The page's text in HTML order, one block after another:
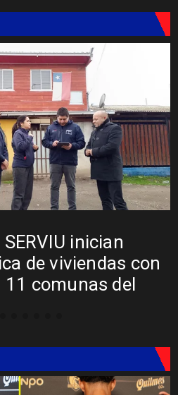
inician
de viviendas con
11 comunas del